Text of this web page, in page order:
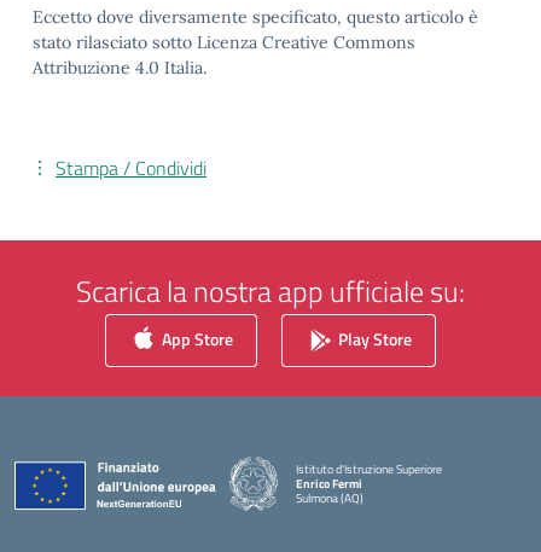
Eccetto dove diversamente specificato, questo articolo è
stato rilasciato sotto Licenza Creative Commons
Attribuzione 4.0 Italia.
Stampa / Condividi
Scarica la nostra app ufficiale su:
App Store Play Store
Istituto d'Istruzione Superiore
Enrico Fermi
Sulmona (AQ)
— Visita la pagina iniziale della scuola